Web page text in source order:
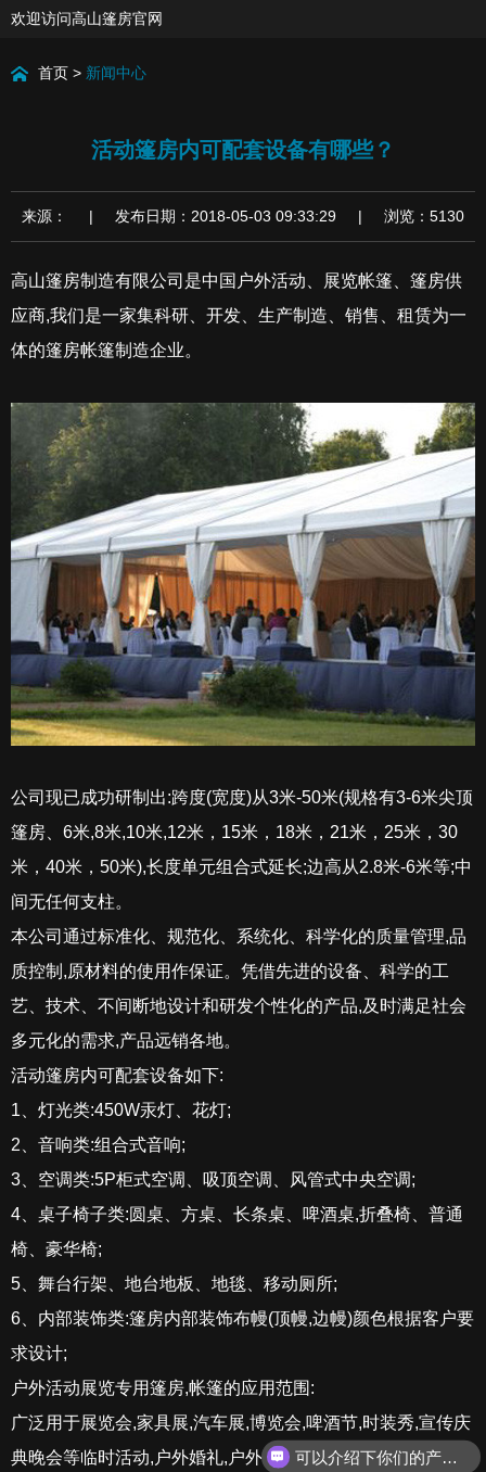
欢迎访问高山篷房官网
首页 > 新闻中心
活动篷房内可配套设备有哪些？
来源： | 发布日期：2018-05-03 09:33:29 | 浏览：5130
高山篷房制造有限公司是中国户外活动、展览帐篷、篷房供
应商,我们是一家集科研、开发、生产制造、销售、租赁为一
体的篷房帐篷制造企业。
公司现已成功研制出:跨度(宽度)从3米-50米(规格有3-6米尖顶
篷房、6米,8米,10米,12米，15米，18米，21米，25米，30
米，40米，50米),长度单元组合式延长;边高从2.8米-6米等;中
间无任何支柱。
本公司通过标准化、规范化、系统化、科学化的质量管理,品
质控制,原材料的使用作保证。凭借先进的设备、科学的工
艺、技术、不间断地设计和研发个性化的产品,及时满足社会
多元化的需求,产品远销各地。
活动篷房内可配套设备如下:
1、灯光类:450W汞灯、花灯;
2、音响类:组合式音响;
3、空调类:5P柜式空调、吸顶空调、风管式中央空调;
4、桌子椅子类:圆桌、方桌、长条桌、啤酒桌,折叠椅、普通
椅、豪华椅;
5、舞台行架、地台地板、地毯、移动厕所;
6、内部装饰类:篷房内部装饰布幔(顶幔,边幔)颜色根据客户要
求设计;
户外活动展览专用篷房,帐篷的应用范围:
广泛用于展览会,家具展,汽车展,博览会,啤酒节,时装秀,宣传庆
典晚会等临时活动,户外婚礼,户外促销,庆典聚会,户外活动,度
可以介绍下你们的产品么？